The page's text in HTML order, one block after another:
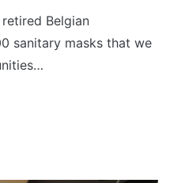
Belgian
sanitary masks that we